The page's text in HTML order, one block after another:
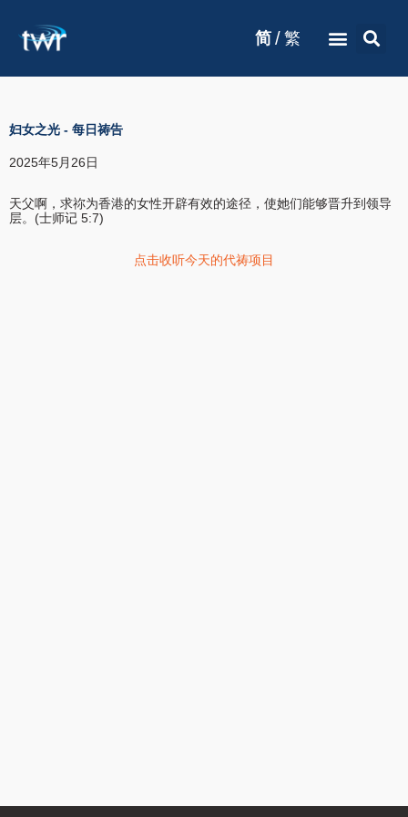
简 / 繁
妇女之光 - 每日祷告
2025年5月26日
天父啊，求祢为香港的女性开辟有效的途径，使她们能够晋升到领导
层。(士师记 5:7)
点击收听今天的代祷项目